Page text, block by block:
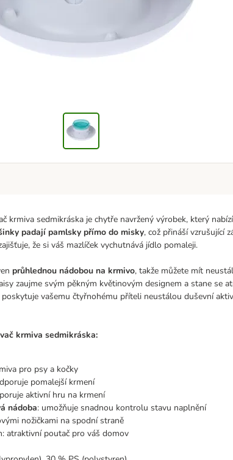
krmiva sedmikráska je chytře navržený výrobek, který
padají pamlsky přímo do misky, což přináší vzrušující
že si váš mazlíček vychutnává jídlo pomaleji.
průhlednou nádobou na krmivo, takže můžete mít
zaujme svým pěkným květinovým designem a stane se
poskytuje vašemu čtyřnohému příteli neustálou duševní
krmiva sedmikráska:
pro psy a kočky
pomalejší krmení
aktivní hru na krmení
nádoba: umožňuje snadnou kontrolu stavu naplnění
nožičkami na spodní straně
atraktivní poutač pro váš domov